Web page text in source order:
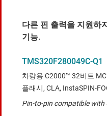
다른 핀 출력을 지원하
기능.
TMS320F280049C-Q1
차량용 C2000™ 32비트
플래시, CLA, InstaSPIN-
Pin-to-pin compatible with